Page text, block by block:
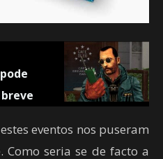
eventos nos puseram
Como seria se de facto a